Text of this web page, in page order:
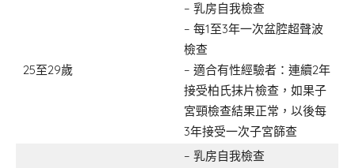
25至29歲
– 乳房自我檢查
– 每1至3年一次盆腔超聲波
檢查
– 適合有性經驗者：連續2年
接受柏氏抹片檢查，如果子
宮頸檢查結果正常，以後每
3年接受一次子宮篩查
– 乳房自我檢查